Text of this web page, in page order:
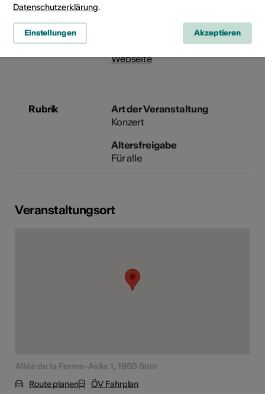
Reservationen 027/203.21.11
Webseite
Rubrik
Art der Veranstaltung
Konzert
Altersfreigabe
Für alle
Veranstaltungsort
Allée de la Ferme-Asile 1, 1950 Sion
Route planen
ÖV Fahrplan
Datenschutzerklärung.
Einstellungen Akzeptieren